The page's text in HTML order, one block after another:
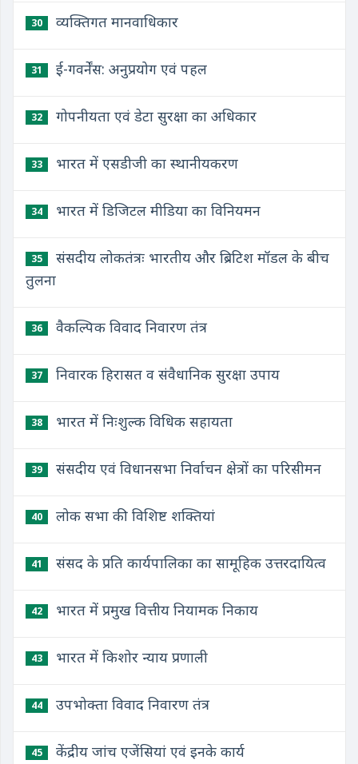
30 व्यक्तिगत मानवाधिकार
31 ई-गवर्नेंस: अनुप्रयोग एवं पहल
32 गोपनीयता एवं डेटा सुरक्षा का अधिकार
33 भारत में एसडीजी का स्थानीयकरण
34 भारत में डिजिटल मीडिया का विनियमन
35
संसदीय लोकतंत्रः भारतीय और ब्रिटिश मॉडल के बीच
तुलना
36 वैकल्पिक विवाद निवारण तंत्र
37 निवारक हिरासत व संवैधानिक सुरक्षा उपाय
38 भारत में निःशुल्क विधिक सहायता
39 संसदीय एवं विधानसभा निर्वाचन क्षेत्रों का परिसीमन
40 लोक सभा की विशिष्ट शक्तियां
41 संसद के प्रति कार्यपालिका का सामूहिक उत्तरदायित्व
42 भारत में प्रमुख वित्तीय नियामक निकाय
43 भारत में किशोर न्याय प्रणाली
44 उपभोक्ता विवाद निवारण तंत्र
45 केंद्रीय जांच एजेंसियां एवं इनके कार्य